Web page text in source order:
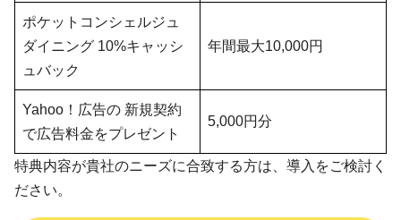
ポケットコンシェルジュ
ダイニング 10%キャッシ
ュバック
年間最大10,000円
Yahoo！広告の 新規契約
で広告料金をプレゼント
5,000円分
特典内容が貴社のニーズに合致する方は、導入をご検討く
ださい。